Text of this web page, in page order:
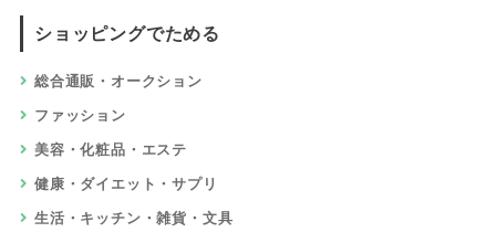
ショッピングでためる
総合通販・オークション
ファッション
美容・化粧品・エステ
健康・ダイエット・サプリ
生活・キッチン・雑貨・文具